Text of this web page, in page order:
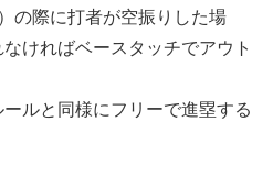
の際に打者が空振りした場
ければベースタッチでアウト
ルと同様にフリーで進塁する